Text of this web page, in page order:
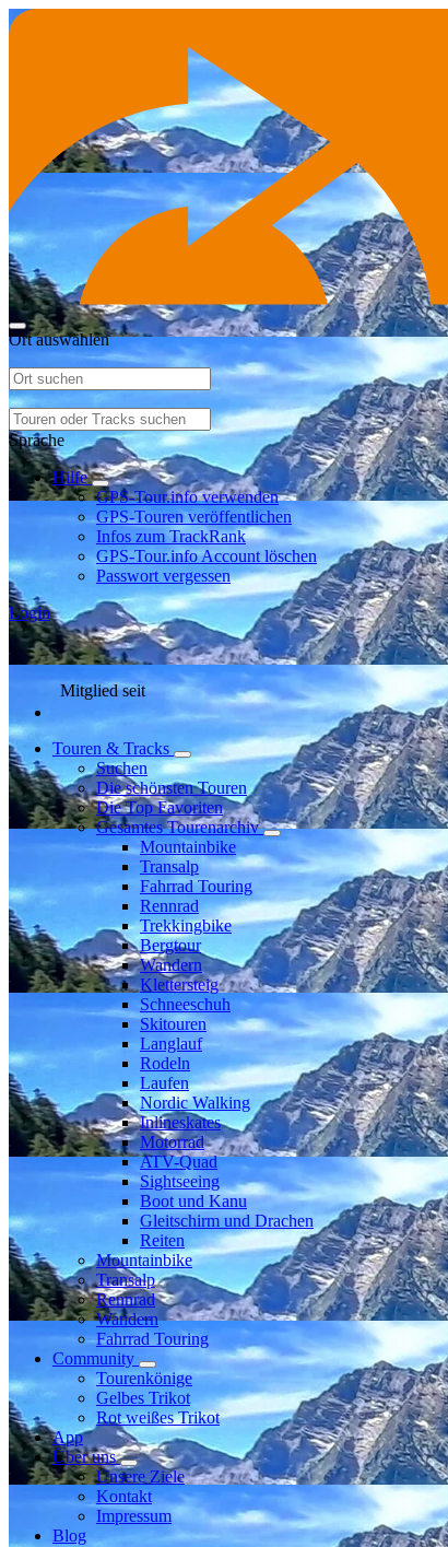
Ort auswählen
Sprache
Hilfe
GPS-Tour.info verwenden
GPS-Touren veröffentlichen
Infos zum TrackRank
GPS-Tour.info Account löschen
Passwort vergessen
Login
Mitglied seit
Touren & Tracks
Suchen
Die schönsten Touren
Die Top Favoriten
Gesamtes Tourenarchiv
Mountainbike
Transalp
Fahrrad Touring
Rennrad
Trekkingbike
Bergtour
Wandern
Klettersteig
Schneeschuh
Skitouren
Langlauf
Rodeln
Laufen
Nordic Walking
Inlineskates
Motorrad
ATV-Quad
Sightseeing
Boot und Kanu
Gleitschirm und Drachen
Reiten
Mountainbike
Transalp
Rennrad
Wandern
Fahrrad Touring
Community
Tourenkönige
Gelbes Trikot
Rot weißes Trikot
App
Über uns
Unsere Ziele
Kontakt
Impressum
Blog